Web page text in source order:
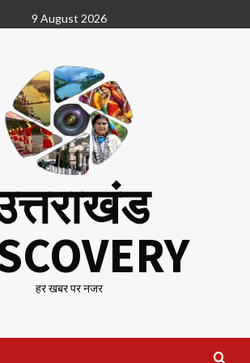
9 August 2026
हर खबर पर नजर